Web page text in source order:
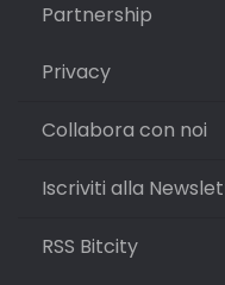
Partnership
Privacy
Collabora con noi
Iscriviti alla
RSS Bitcity